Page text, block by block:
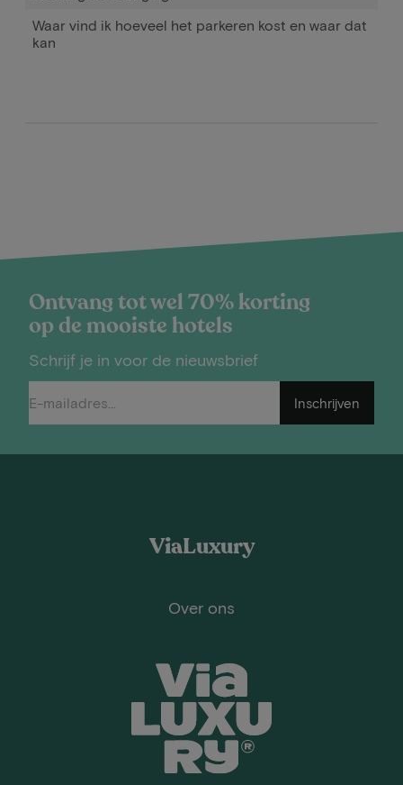
Waar vind ik hoeveel het parkeren kost en waar dat
kan
Ontvang tot wel 70% korting
op de mooiste hotels
Schrijf je in voor de nieuwsbrief
Inschrijven
ViaLuxury
Over ons